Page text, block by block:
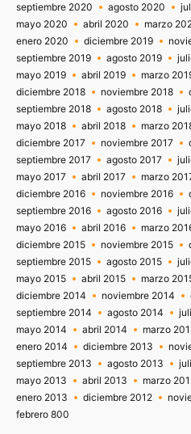
septiembre 2020
agosto 2020
mayo 2020
abril 2020 marzo
enero 2020
diciembre 2019
septiembre 2019
agosto 2019
mayo 2019
abril 2019 marzo
diciembre 2018
noviembre 2018
septiembre 2018
agosto 2018
mayo 2018
abril 2018 marzo
diciembre 2017
noviembre 2017
septiembre 2017
agosto 2017
mayo 2017
abril 2017 marzo
diciembre 2016
noviembre 2016
septiembre 2016
agosto 2016
mayo 2016
abril 2016 marzo
diciembre 2015
noviembre 2015
septiembre 2015
agosto 2015
mayo 2015
abril 2015 marzo
diciembre 2014
noviembre 2014
septiembre 2014
agosto 2014
mayo 2014
abril 2014 marzo
enero 2014
diciembre 2013
septiembre 2013
agosto 2013
mayo 2013
abril 2013 marzo
enero 2013
diciembre 2012
febrero 800